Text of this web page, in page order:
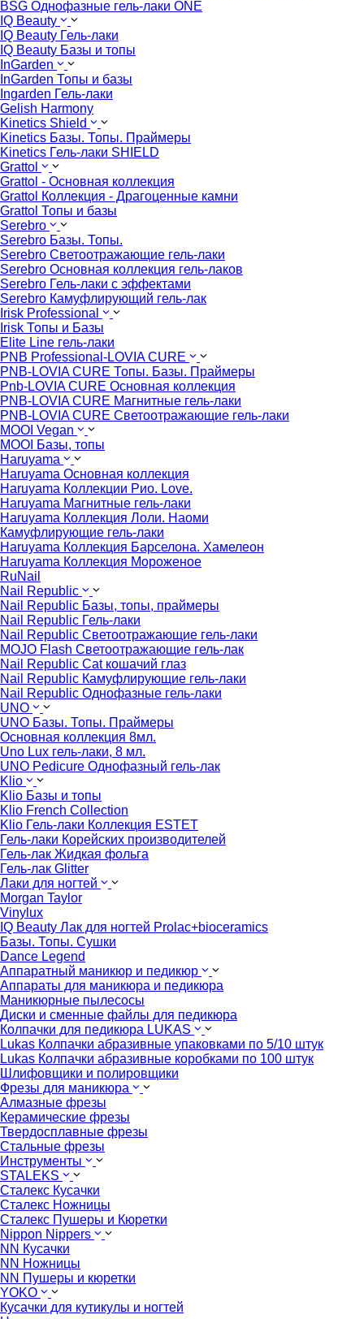
BSG Однофазные гель-лаки ONE
IQ Beauty
IQ Beauty Гель-лаки
IQ Beauty Базы и топы
InGarden
InGarden Топы и базы
Ingarden Гель-лаки
Gelish Harmony
Kinetics Shield
Kinetics Базы. Топы. Праймеры
Kinetics Гель-лаки SHIELD
Grattol
Grattol - Oснoвнaя коллекция
Grattol Коллекция - Драгоценные камни
Grattol Топы и базы
Serebro
Serebro Базы. Топы.
Serebro Светоотражающие гель-лаки
Serebro Основная коллекция гель-лаков
Serebro Гель-лаки с эффектами
Serebro Камуфлирующий гель-лак
Irisk Professional
Irisk Топы и Базы
Elite Line гель-лаки
PNB Professional-LOVIA CURE
PNB-LOVIA CURE Топы. Базы. Праймеры
Pnb-LOVIA CURE Основная коллекция
PNB-LOVIA CURE Магнитные гель-лаки
PNB-LOVIA CURE Cветоотражающие гель-лаки
MOOI Vegan
MOOI Базы, топы
Haruyama
Haruyama Основная коллекция
Haruyama Коллекции Рио. Love.
Haruyama Магнитные гель-лаки
Haruyama Коллекция Лоли. Наоми
Камуфлирующие гель-лаки
Haruyama Коллекция Барселона. Хамелеон
Haruyama Коллекция Мороженое
RuNail
Nail Republic
Nail Republic Базы, топы, праймеры
Nail Republic Гель-лаки
Nail Republic Светоотражающие гель-лаки
MOJO Flash Светоотражающие гель-лак
Nail Republic Cat кошачий глаз
Nail Republic Камуфлирующие гель-лаки
Nail Republic Однофазные гель-лаки
UNO
UNO Базы. Топы. Праймеры
Основная коллекция 8мл.
Uno Lux гель-лаки, 8 мл.
UNO Pedicure Однофазный гель-лак
Klio
Klio Базы и топы
Klio French Collection
Klio Гель-лаки Коллекция ESTET
Гель-лаки Корейских производителей
Гель-лак Жидкая фольга
Гель-лак Glitter
Лаки для ногтей
Morgan Taylor
Vinylux
IQ Beauty Лак для ногтей Prolac+bioceramics
Базы. Топы. Сушки
Dance Legend
Аппаратный маникюр и педикюр
Аппараты для маникюра и педикюра
Маникюрные пылесосы
Диски и сменные файлы для педикюра
Колпачки для педикюра LUKAS
Lukas Колпачки абразивные упаковками по 5/10 штук
Lukas Колпачки абразивные коробками по 100 штук
Шлифовщики и полировщики
Фрезы для маникюра
Алмазные фрезы
Керамические фрезы
Твердосплавные фрезы
Стальные фрезы
Инструменты
STALEKS
Сталекс Кусачки
Сталекс Ножницы
Сталекс Пушеры и Кюретки
Nippon Nippers
NN Кусачки
NN Ножницы
NN Пушеры и кюретки
YOKO
Кусачки для кутикулы и ногтей